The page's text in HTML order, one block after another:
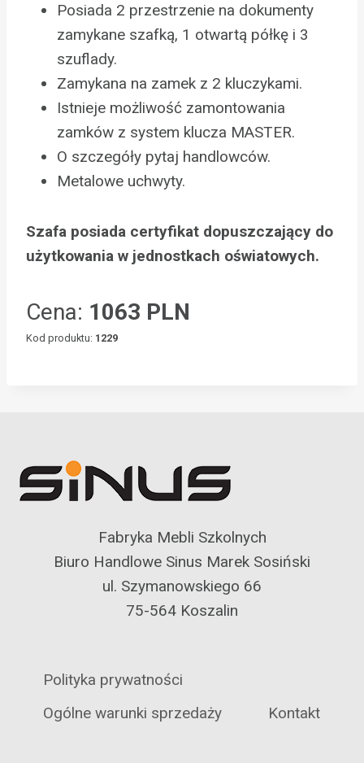
Posiada 2 przestrzenie na dokumenty
zamykane szafką, 1 otwartą półkę i 3
szuflady.
Zamykana na zamek z 2 kluczykami.
Istnieje możliwość zamontowania
zamków z system klucza MASTER.
O szczegóły pytaj handlowców.
Metalowe uchwyty.
Szafa posiada certyfikat dopuszczający do
użytkowania w jednostkach oświatowych.
Cena: 1063 PLN
Kod produktu: 1229
Fabryka Mebli Szkolnych
Biuro Handlowe Sinus Marek Sosiński
ul. Szymanowskiego 66
75-564 Koszalin
Polityka prywatności
Ogólne warunki sprzedaży
Kontakt